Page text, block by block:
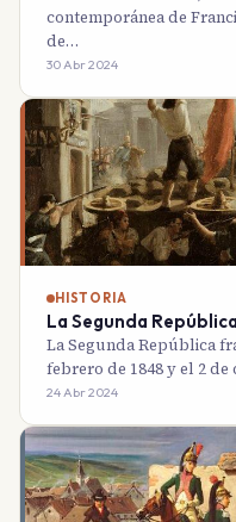
contemporánea de
de…
30 Abr 2024
HISTORIA
La Segunda
La Segunda República
febrero de 1848 y el 2
24 Abr 2024